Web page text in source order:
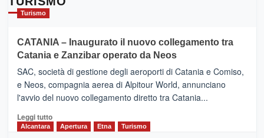
Turismo
CATANIA – Inaugurato il nuovo collegamento tra
Catania e Zanzibar operato da Neos
SAC, società di gestione degli aeroporti di Catania e Comiso,
e Neos, compagnia aerea di Alpitour World, annunciano
l'avvio del nuovo collegamento diretto tra Catania...
Leggi tuttoLeggi
Alcantara Apertura Etna Turismo